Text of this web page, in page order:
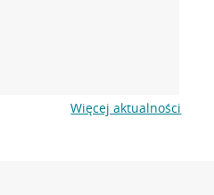
Więcej aktualności